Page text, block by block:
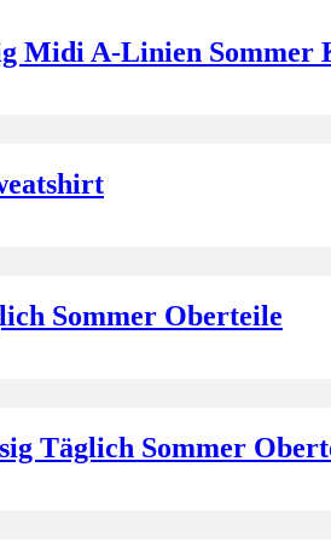
Midi A-Linien Sommer
Sommer Oberteile
Täglich Sommer